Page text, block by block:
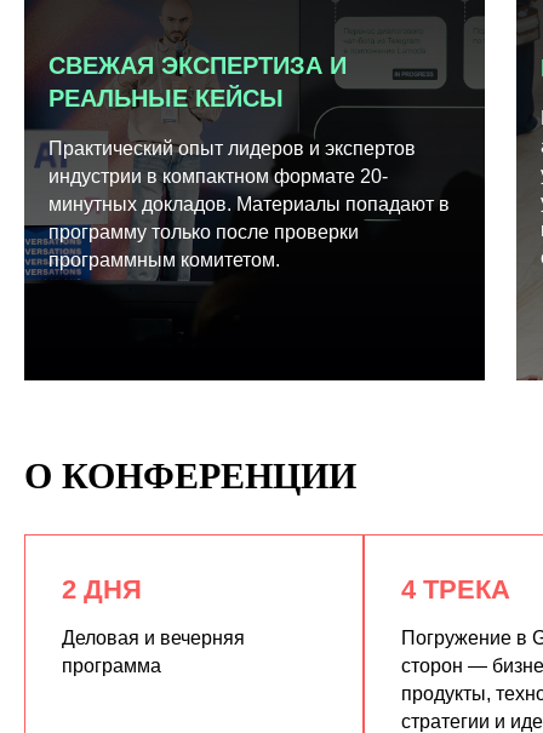
СВЕЖАЯ ЭКСПЕРТИЗА И
РЕАЛЬНЫЕ КЕЙСЫ
Практический опыт лидеров и экспертов
индустрии в компактном формате 20-
минутных докладов. Материалы попадают в
программу только после проверки
программным комитетом.
О КОНФЕРЕНЦИИ
2 ДНЯ
Деловая и вечерняя
программа
4 ТРЕКА
Погружение в
сторон —
продукты,
стратегии и